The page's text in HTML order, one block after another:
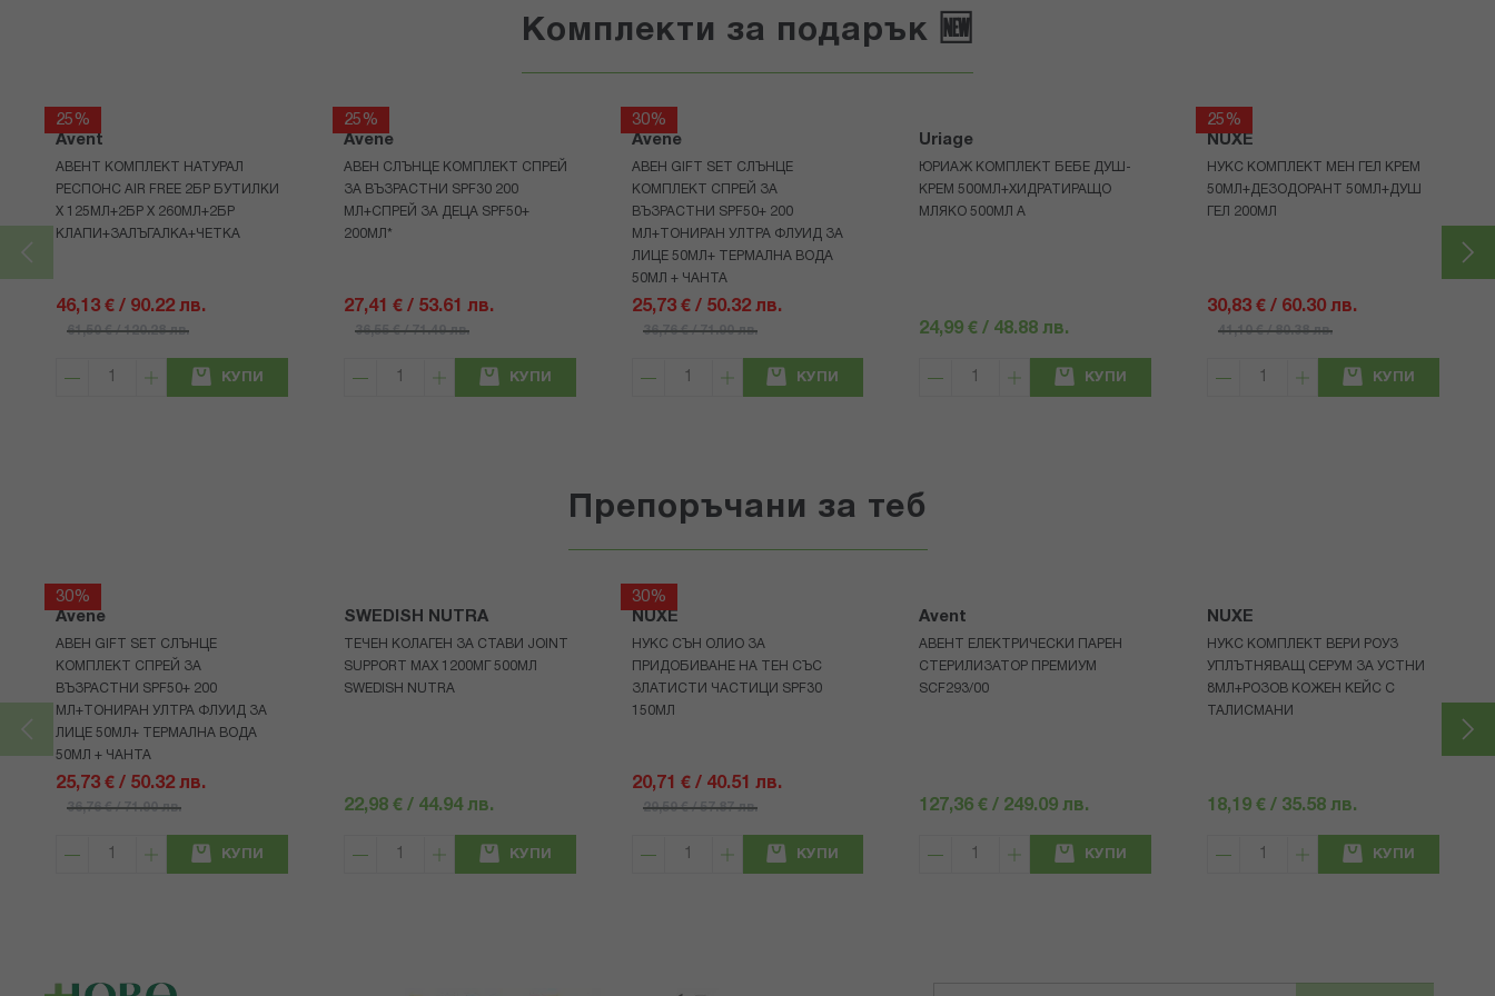
Комплекти за подарък 🆕
25%
Avent
АВЕНТ КОМПЛЕКТ НАТУРАЛ
РЕСПОНС AIR FREE 2БР БУТИЛКИ
Х 125МЛ+2БР Х 260МЛ+2БР
КЛАПИ+ЗАЛЪГАЛКА+ЧЕТКА
46,13 € / 90.22 лв.
61,50 € / 120.28 лв.
КУПИ
25%
Avene
АВЕН СЛЪНЦЕ КОМПЛЕКТ СПРЕЙ
ЗА ВЪЗРАСТНИ SPF30 200
МЛ+СПРЕЙ ЗА ДЕЦА SPF50+
200МЛ*
27,41 € / 53.61 лв.
36,55 € / 71.49 лв.
КУПИ
30%
Avene
АВЕН GIFT SET СЛЪНЦЕ
КОМПЛЕКТ СПРЕЙ ЗА
ВЪЗРАСТНИ SPF50+ 200
МЛ+ТОНИРАН УЛТРА ФЛУИД ЗА
ЛИЦЕ 50МЛ+ ТЕРМАЛНА ВОДА
50МЛ + ЧАНТА
25,73 € / 50.32 лв.
36,76 € / 71.90 лв.
КУПИ
Uriage
ЮРИАЖ КОМПЛЕКТ БЕБЕ ДУШ-
КРЕМ 500МЛ+ХИДРАТИРАЩО
МЛЯКО 500МЛ A
24,99 € / 48.88 лв.
КУПИ
25%
NUXE
НУКС КОМПЛЕКТ МЕН ГЕЛ КРЕМ
50МЛ+ДЕЗОДОРАНТ 50МЛ+ДУШ
ГЕЛ 200МЛ
30,83 € / 60.30 лв.
41,10 € / 80.38 лв.
КУПИ
Препоръчани за теб
30%
Avene
АВЕН GIFT SET СЛЪНЦЕ
КОМПЛЕКТ СПРЕЙ ЗА
ВЪЗРАСТНИ SPF50+ 200
МЛ+ТОНИРАН УЛТРА ФЛУИД ЗА
ЛИЦЕ 50МЛ+ ТЕРМАЛНА ВОДА
50МЛ + ЧАНТА
25,73 € / 50.32 лв.
36,76 € / 71.90 лв.
КУПИ
SWEDISH NUTRA
ТЕЧЕН КОЛАГЕН ЗА СТАВИ JOINT
SUPPORT MAX 1200МГ 500МЛ
SWEDISH NUTRA
22,98 € / 44.94 лв.
КУПИ
30%
NUXE
НУКС СЪН ОЛИО ЗА
ПРИДОБИВАНЕ НА ТЕН СЪС
ЗЛАТИСТИ ЧАСТИЦИ SPF30
150МЛ
20,71 € / 40.51 лв.
29,59 € / 57.87 лв.
КУПИ
Avent
АВЕНТ ЕЛЕКТРИЧЕСКИ ПАРЕН
СТЕРИЛИЗАТОР ПРЕМИУМ
SCF293/00
127,36 € / 249.09 лв.
КУПИ
NUXE
НУКС КОМПЛЕКТ ВЕРИ РОУЗ
УПЛЪТНЯВАЩ СЕРУМ ЗА УСТНИ
8МЛ+РОЗОВ КОЖЕН КЕЙС С
ТАЛИСМАНИ
18,19 € / 35.58 лв.
КУПИ